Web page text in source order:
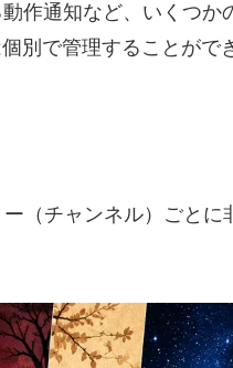
作通知など、いくつか
別で管理することがで
（チャンネル）ごとに